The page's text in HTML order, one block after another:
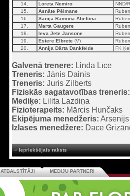
14.
Loreta Nemiro
NND/
15.
Asnāte Pēlmane
16.
Sanija Ramona Ābeltiņa
17.
Marta Gaugere
18.
Ieva Jete Jansone
19.
Estere Elbrete (V)
20.
Annija Dārta Dankfelde FK
Galvenā trenere: Linda Līce
Treneris: Jānis Dainis
Treneris: Juris Zilberts
Fiziskās sagatavotības treneris:
Mediķe: Lilita Lazdiņa
Fizioterapeits: Mārcis Hunčaks
Ekipējuma menedžeris:
Izlases menedžere: Dace
« Iepriekšējais raksts
ATBALSTĪTĀJI MEDIJU PARTNERI